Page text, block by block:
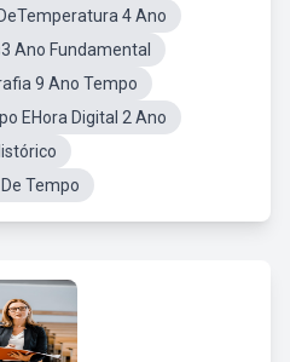
4 Ano
Ano Fundamental
9 Ano Tempo
EHora Digital 2 Ano
Tempo